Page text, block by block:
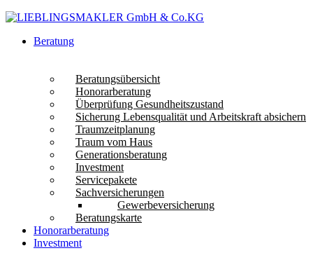
Beratung
Beratungsübersicht
Honorarberatung
Überprüfung Gesundheitszustand
Sicherung Lebensqualität und Arbeitskraft absichern
Traumzeitplanung
Traum vom Haus
Generationsberatung
Investment
Servicepakete
Sachversicherungen
Gewerbeversicherung
Beratungskarte
Honorarberatung
Investment